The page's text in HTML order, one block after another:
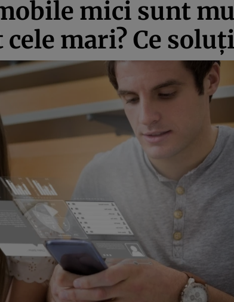
mici sunt
cele mari? Ce